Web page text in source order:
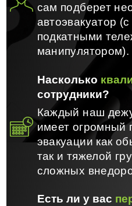
сам подберет
автоэвакуатор
подкатными
манипулятором).
Насколько
сотрудники?
Каждый наш
имеет огромный
эвакуации как
так и тяжелой
сложных
Есть ли у вас